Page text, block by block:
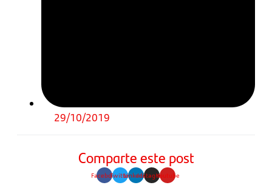
29/10/2019
Comparte este post
FacebookTwitterLinkedinInstagramYoutube